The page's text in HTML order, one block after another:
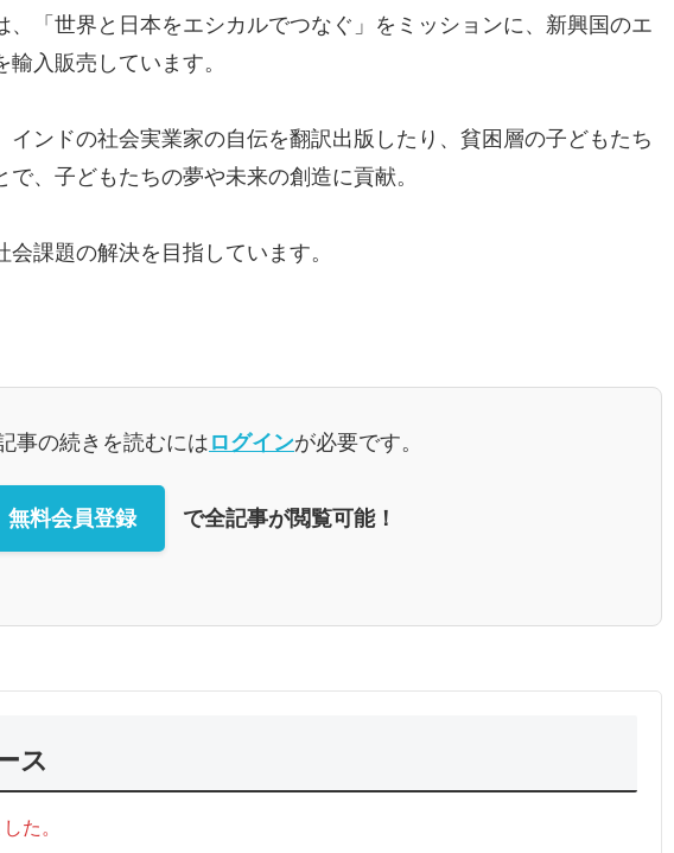
、「世界と日本をエシカルでつなぐ」をミッションに、新興国のエ
入販売しています。
インドの社会実業家の自伝を翻訳出版したり、貧困層の子どもたち
、子どもたちの夢や未来の創造に貢献。
課題の解決を目指しています。
事の続きを読むには ログインが必要です。
無料会員登録 で全記事が閲覧可能！
ス
た。